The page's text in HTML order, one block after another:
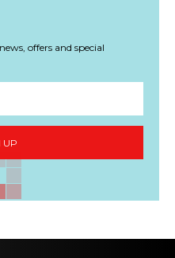
offers and special
UP